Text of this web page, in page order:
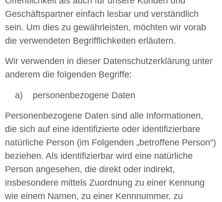
Geschäftspartner einfach lesbar und verständlich
sein. Um dies zu gewährleisten, möchten wir vorab
die verwendeten Begrifflichkeiten erläutern.
Wir verwenden in dieser Datenschutzerklärung unter
anderem die folgenden Begriffe:
a) personenbezogene Daten
Personenbezogene Daten sind alle Informationen,
die sich auf eine identifizierte oder identifizierbare
natürliche Person (im Folgenden „betroffene Person“)
beziehen. Als identifizierbar wird eine natürliche
Person angesehen, die direkt oder indirekt,
insbesondere mittels Zuordnung zu einer Kennung
wie einem Namen, zu einer Kennnummer, zu